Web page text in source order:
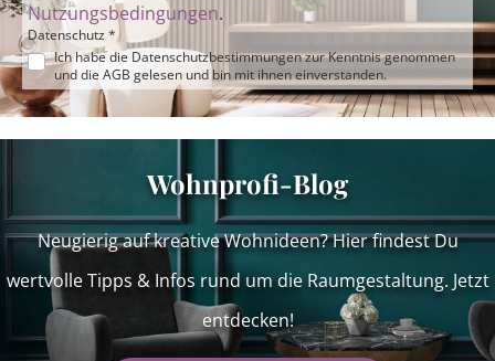
Nutzungsbedingungen.
Datenschutz *
Ich habe die Datenschutzbestimmungenzur Kenntnis genommen
und die AGB gelesen und bin mit ihnen einverstanden.
Wohnprofi-Blog
Neugierig auf kreative Wohnideen? Hier findest Du
wertvolle Tipps & Infos rund um die Raumgestaltung. Jetzt
entdecken!